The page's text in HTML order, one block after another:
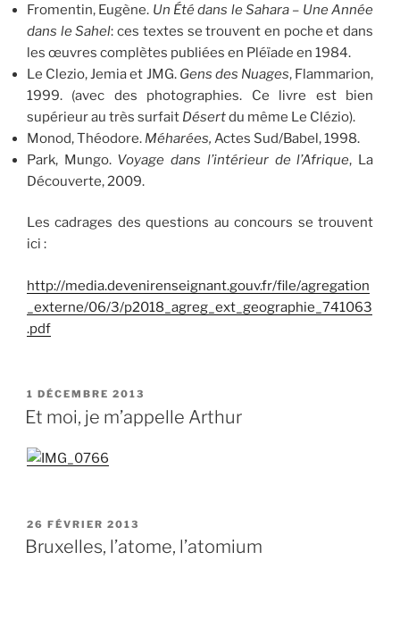
Fromentin, Eugène. Un Été dans le Sahara – Une Année
dans le Sahel: ces textes se trouvent en poche et dans
les œuvres complètes publiées en Pléïade en 1984.
Le Clezio, Jemia et JMG. Gens des Nuages, Flammarion,
1999. (avec des photographies. Ce livre est bien
supérieur au très surfait Désertdu même Le Clézio).
Monod, Théodore. Méharées, Actes Sud/Babel, 1998.
Park, Mungo. Voyage dans l’intérieur de l’Afrique, La
Découverte, 2009.
Les cadrages des questions au concours se trouvent
ici :
http://media.devenirenseignant.gouv.fr/file/agregation
_externe/06/3/p2018_agreg_ext_geographie_741063
.pdf
PUBLIÉ
LE
1 DÉCEMBRE 2013
Et moi, je m’appelle Arthur
PUBLIÉ
LE
26 FÉVRIER 2013
Bruxelles, l’atome, l’atomium